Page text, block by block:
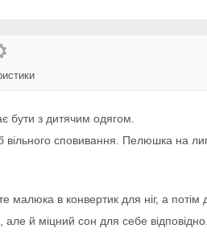
бути з дитячим одягом.
вільного сповивання. Пелюшка на
в конвертик для ніг, а потім
й міцний сон для себе відповідно.